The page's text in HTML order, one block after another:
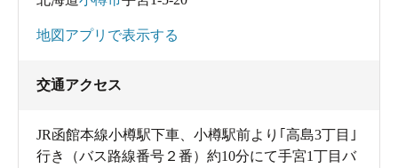
地図アプリで表示する
交通アクセス
JR函館本線小樽駅下車、小樽駅前より｢高島3丁目｣
行き（バス路線番号２番）約10分にて手宮1丁目バ